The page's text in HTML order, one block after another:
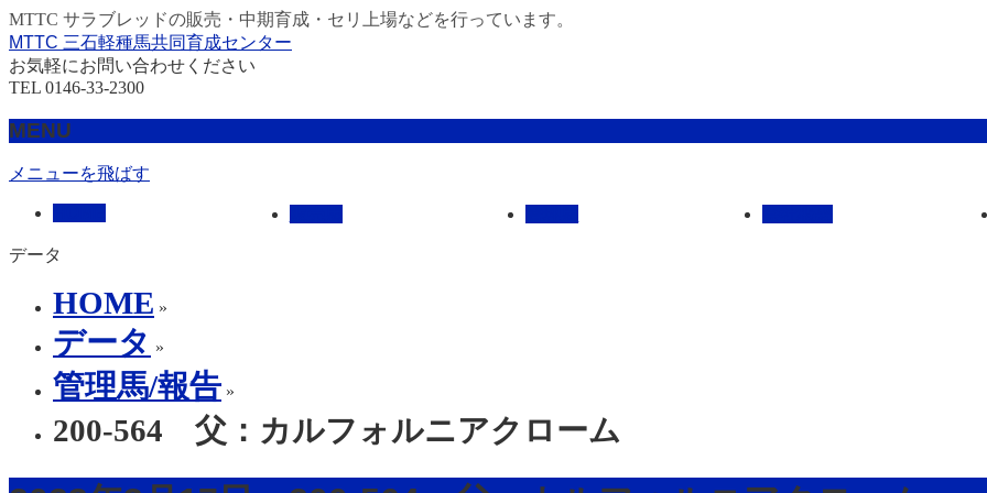
MTTC サラブレッドの販売・中期育成・セリ上場などを行っています。
MTTC 三石軽種馬共同育成センター
お気軽にお問い合わせください
TEL 0146-33-2300
MENU
メニューを飛ばす
データ
HOME »
データ »
管理馬/報告 »
200-564 父：カルフォルニアクローム